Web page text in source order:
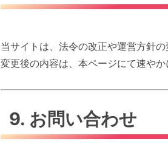
当サイトは、法令の改正や運営方針
変更後の内容は、本ページにて速やか
9. お問い合わせ